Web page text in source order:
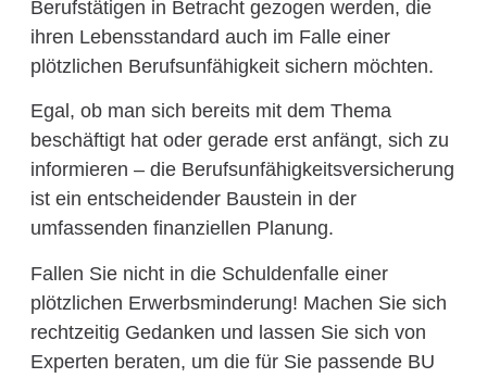
Berufstätigen in Betracht gezogen werden, die
ihren Lebensstandard auch im Falle einer
plötzlichen Berufsunfähigkeit sichern möchten.
Egal, ob man sich bereits mit dem Thema
beschäftigt hat oder gerade erst anfängt, sich zu
informieren – die Berufsunfähigkeitsversicherung
ist ein entscheidender Baustein in der
umfassenden finanziellen Planung.
Fallen Sie nicht in die Schuldenfalle einer
plötzlichen Erwerbsminderung! Machen Sie sich
rechtzeitig Gedanken und lassen Sie sich von
Experten beraten, um die für Sie passende BU